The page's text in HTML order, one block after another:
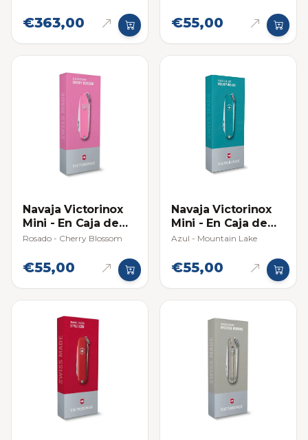
€363,00 €55,00
Navaja Victorinox
Mini - En Caja de
Regalo
Rosado - Cherry Blossom
€55,00
Navaja Victorinox
Mini - En Caja de
Regalo
Azul - Mountain Lake
€55,00